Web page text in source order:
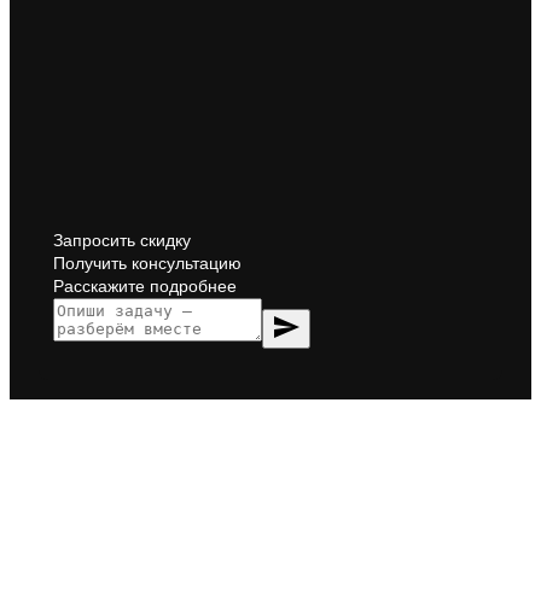
Запросить скидку
Получить консультацию
Расскажите подробнее
send